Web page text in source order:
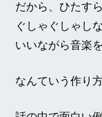
だから、ひたす
ぐしゃぐしゃし
いいながら音楽
なんていう作り